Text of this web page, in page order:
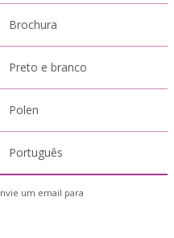
Brochura
Preto e branco
Polen
Português
um email para